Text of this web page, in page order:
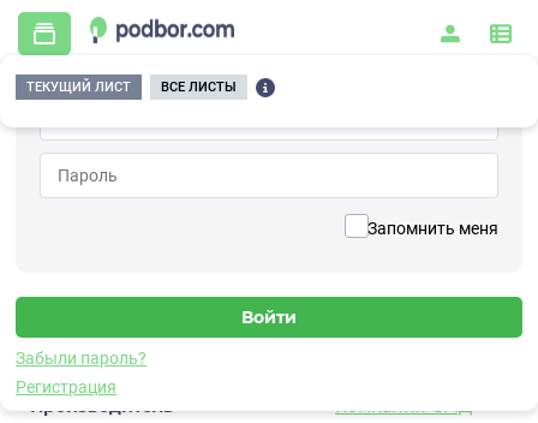
Запомнить меня
Забыли пароль?
Регистрация
ТЕКУЩИЙ ЛИСТ ВСЕ ЛИСТЫ
Главная / Дополнительное оборудование / Кабельный ввод / КВ М20КМ20-Л
Вернуться к списку
Кабельный ввод
Характеристики
Производитель
Компания СМД